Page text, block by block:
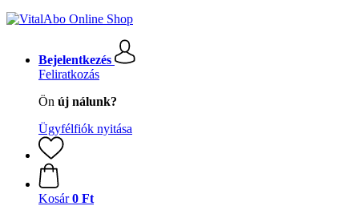
Bejelentkezés
Feliratkozás
Ön új nálunk?
Ügyfélfiók nyitása
Kosár 0 Ft